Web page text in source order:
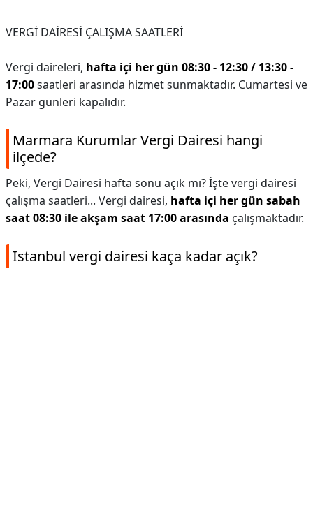
VERGİ DAİRESİ ÇALIŞMA SAATLERİ
Vergi daireleri, hafta içi her gün 08:30 - 12:30 / 13:30 -
17:00saatleri arasında hizmet sunmaktadır. Cumartesi ve
Pazar günleri kapalıdır.
Marmara Kurumlar Vergi Dairesi hangi
ilçede?
Peki, Vergi Dairesi hafta sonu açık mı? İşte vergi dairesi
çalışma saatleri... Vergi dairesi, hafta içi her gün sabah
saat 08:30 ile akşam saat 17:00 arasında çalışmaktadır.
Istanbul vergi dairesi kaça kadar açık?